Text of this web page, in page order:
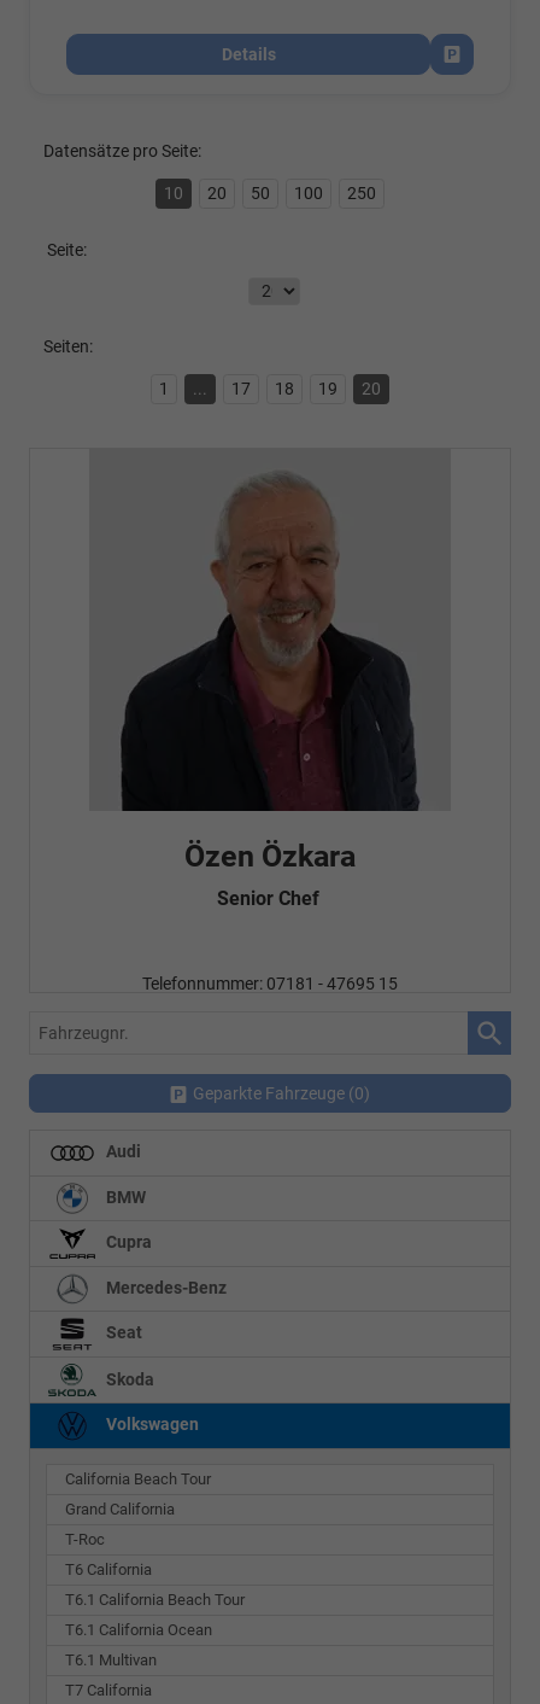
Details
Fahrzeug
Datensätze pro Seite:
10 20 50 100 250
Seite:
Seiten:
1 17 18 19 20
Özen Özkara
Senior Chef
Telefonnummer: 07181 - 47695 15
Fahrzeugnr.
Geparkte Fahrzeuge (0)
Audi
BMW
Cupra
Mercedes-Benz
Seat
Skoda
Volkswagen
California Beach Tour
Grand California
T-Roc
T6 California
T6.1 California Beach Tour
T6.1 California Ocean
T6.1 Multivan
T7 California